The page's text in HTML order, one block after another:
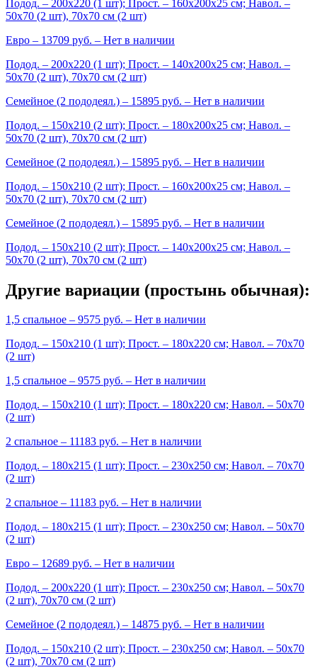
Подод. – 200х220 (1 шт); Прост. – 160х200х25 см; Навол. –
50х70 (2 шт), 70х70 см (2 шт)
Евро – 13709 руб. – Нет в наличии
Подод. – 200х220 (1 шт); Прост. – 140х200х25 см; Навол. –
50х70 (2 шт), 70х70 см (2 шт)
Семейное (2 пододеял.) – 15895 руб. – Нет в наличии
Подод. – 150х210 (2 шт); Прост. – 180х200х25 см; Навол. –
50х70 (2 шт), 70х70 см (2 шт)
Семейное (2 пододеял.) – 15895 руб. – Нет в наличии
Подод. – 150х210 (2 шт); Прост. – 160х200х25 см; Навол. –
50х70 (2 шт), 70х70 см (2 шт)
Семейное (2 пододеял.) – 15895 руб. – Нет в наличии
Подод. – 150х210 (2 шт); Прост. – 140х200х25 см; Навол. –
50х70 (2 шт), 70х70 см (2 шт)
Другие вариации (простынь обычная):
1,5 спальное – 9575 руб. – Нет в наличии
Подод. – 150х210 (1 шт); Прост. – 180х220 см; Навол. – 70х70
(2 шт)
1,5 спальное – 9575 руб. – Нет в наличии
Подод. – 150х210 (1 шт); Прост. – 180х220 см; Навол. – 50х70
(2 шт)
2 спальное – 11183 руб. – Нет в наличии
Подод. – 180х215 (1 шт); Прост. – 230х250 см; Навол. – 70х70
(2 шт)
2 спальное – 11183 руб. – Нет в наличии
Подод. – 180х215 (1 шт); Прост. – 230х250 см; Навол. – 50х70
(2 шт)
Евро – 12689 руб. – Нет в наличии
Подод. – 200х220 (1 шт); Прост. – 230х250 см; Навол. – 50х70
(2 шт), 70х70 см (2 шт)
Семейное (2 пододеял.) – 14875 руб. – Нет в наличии
Подод. – 150х210 (2 шт); Прост. – 230х250 см; Навол. – 50х70
(2 шт), 70х70 см (2 шт)